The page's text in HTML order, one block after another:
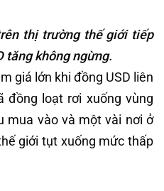
thị trường thế giới tiếp
tăng không ngừng.
giá lớn khi đồng USD liên
đồng loạt rơi xuống vùng
mua vào và một vài nơi ở
giới tụt xuống mức thấp